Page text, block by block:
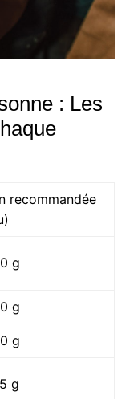
: Les
recommandée
g
g
g
g